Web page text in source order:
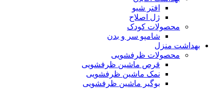
افتر شیو
ژل اصلاح
محصولات کودک
شامپو سر و بدن
بهداشت منزل
محصولات ظرفشویی
قرص ماشین ظرفشویی
نمک ماشین ظرفشویی
بوگیر ماشین ظرفشویی